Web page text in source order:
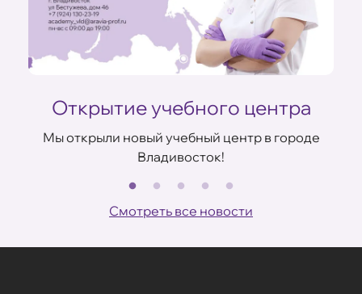
Открытие учебного центра
Мы открыли новый учебный центр в городе
Владивосток!
Смотреть все новости